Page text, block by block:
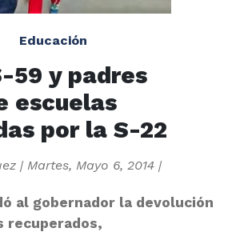
Educación
59 y padres
escuelas
por la S-22
| Martes, Mayo 6, 2014 |
al gobernador la devolución
recuperados,